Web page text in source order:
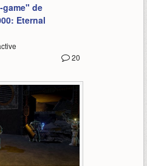
de
Eternal
20
0:54